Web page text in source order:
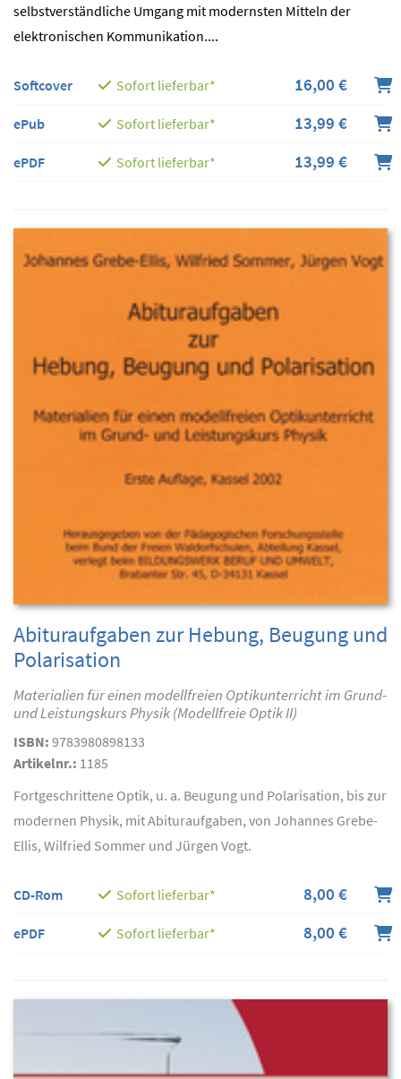
selbstverständliche Umgang mit modernsten Mitteln der
elektronischen Kommunikation....
Softcover Sofort lieferbar* 16,00 €
ePub Sofort lieferbar* 13,99 €
ePDF Sofort lieferbar* 13,99 €
Abituraufgaben zur Hebung, Beugung und
Polarisation
Materialien für einen modellfreien Optikunterricht im Grund-
und Leistungskurs Physik (Modellfreie Optik II)
ISBN: 9783980898133
Artikelnr.: 1185
Fortgeschrittene Optik, u. a. Beugung und Polarisation, bis zur
modernen Physik, mit Abituraufgaben, von Johannes Grebe-
Ellis, Wilfried Sommer und Jürgen Vogt.
CD-Rom Sofort lieferbar* 8,00 €
ePDF Sofort lieferbar* 8,00 €